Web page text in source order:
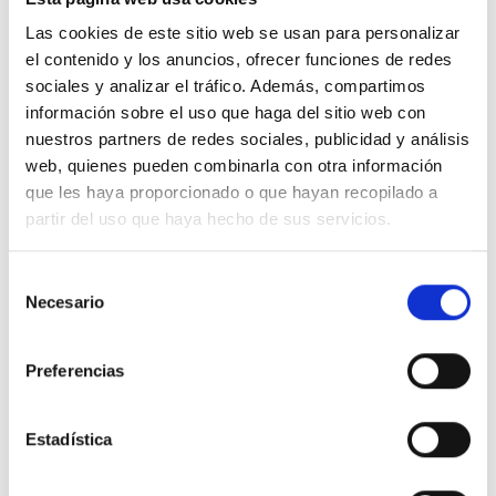
Las cookies de este sitio web se usan para personalizar
el contenido y los anuncios, ofrecer funciones de redes
sociales y analizar el tráfico. Además, compartimos
información sobre el uso que haga del sitio web con
nuestros partners de redes sociales, publicidad y análisis
web, quienes pueden combinarla con otra información
que les haya proporcionado o que hayan recopilado a
partir del uso que haya hecho de sus servicios.
Necesario
Preferencias
Estadística
Ni mi ira ni mi temor tienen razón de ser, pues Tú
me rodeas. Y Tu gracia me basta para satisfacer
cualquier necesidad que yo perciba.
.Padre, déjame recordar que Tú estás aquí y
que no estoy solo.Pues estoy rodeado de un
excepto para la paz y alegría perfectas que
¿Qué necesidad tengo de ira
o de temor, cuando lo único que me rodea es la
seguridad perfecta?
¿Cómo puedo sentir miedo
se aparta de mí? Estoy rodeado de perfecta